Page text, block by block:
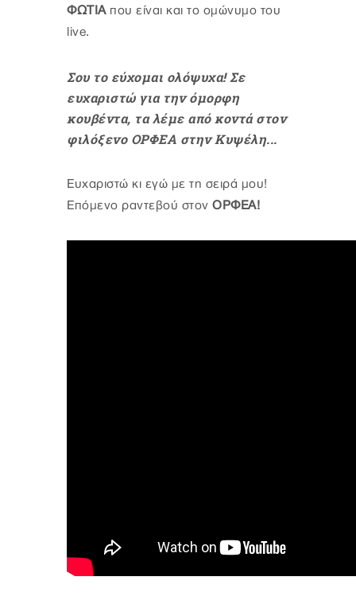
ΦΩΤΙΑ που είναι και το ομώνυμο του
live.
Σου το εύχομαι ολόψυχα! Σε
ευχαριστώ για την όμορφη
κουβέντα, τα λέμε από κοντά στον
φιλόξενο ΟΡΦΕΑ στην Κυψέλη...
Ευχαριστώ κι εγώ με τη σειρά μου!
Επόμενο ραντεβού στον ΟΡΦΕΑ!